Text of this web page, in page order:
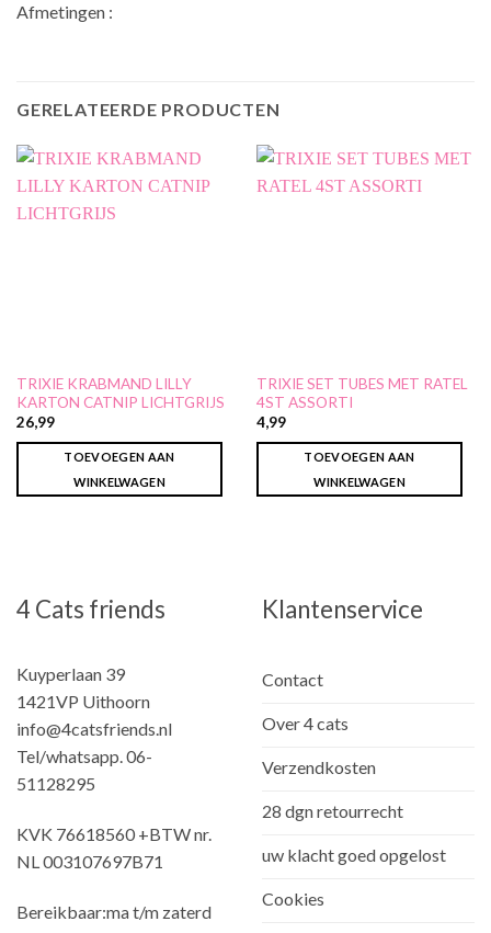
Afmetingen :
GERELATEERDE PRODUCTEN
TRIXIE KRABMAND LILLY
KARTON CATNIP LICHTGRIJS
26,99
TOEVOEGEN AAN
WINKELWAGEN
TRIXIE SET TUBES MET RATEL
4ST ASSORTI
4,99
TOEVOEGEN AAN
WINKELWAGEN
4 Cats friends
Kuyperlaan 39
1421VP Uithoorn
info@4catsfriends.nl
Tel/whatsapp. 06-
51128295
KVK 76618560 +BTW nr.
NL 003107697B71
Bereikbaar:ma t/m zaterd
Klantenservice
Contact
Over 4 cats
Verzendkosten
28 dgn retourrecht
uw klacht goed opgelost
Cookies